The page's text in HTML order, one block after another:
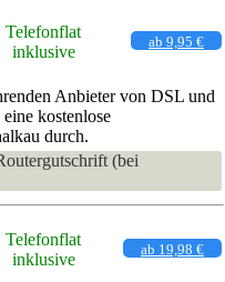
Telefonflat
inklusive
ab 9,95 €
Anbieter von DSL und
kostenlose
durch.
(bei
Telefonflat
inklusive
ab 19,98 €